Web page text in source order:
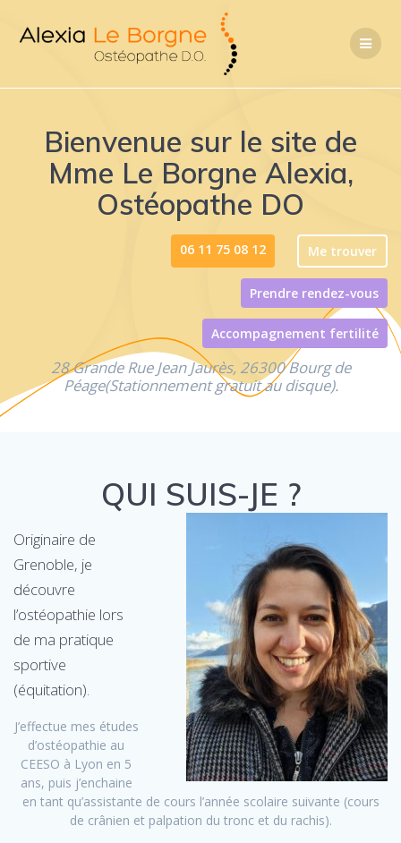
Passer
au
contenu
Bienvenue sur le site de
Mme Le Borgne Alexia,
Ostéopathe DO
06 11 75 08 12 Me trouver
Prendre rendez-vous
Accompagnement fertilité
28 Grande Rue Jean Jaurès, 26300 Bourg de
Péage(Stationnement gratuit au disque).
QUI SUIS-JE ?
Originaire de
Grenoble, je
découvre
l’ostéopathie lors
de ma pratique
sportive
(équitation).
J’effectue mes études
d’ostéopathie au
CEESO à Lyon en 5
ans, puis j’enchaine
en tant qu’assistante de cours l’année scolaire suivante (cours
de crânien et palpation du tronc et du rachis).